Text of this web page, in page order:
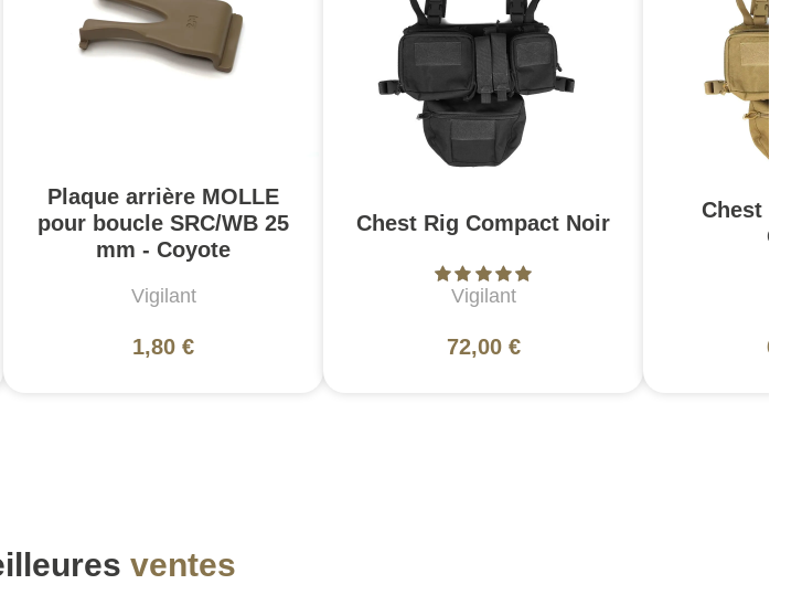
Plaque arrière MOLLE
pour boucle SRC/WB 25
mm - Coyote
Vigilant
1,80 €
Chest Rig Compact Noir
Vigilant
72,00 €
Chest
ventes